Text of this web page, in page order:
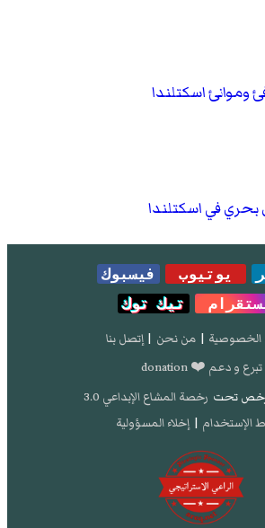
وموانئ اسكتلندا
بحري في اسكتلندا
يوتيوب
فيسبوك
تيك توك
الخصوصية | من نحن | إتصل بنا
تبرع و دعم ❤️ donation
تحت رخصة المشاع الإبداعي 3.0
الإستخدام | إخلاء المسؤولية